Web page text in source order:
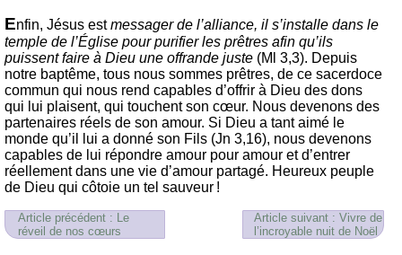
Enfin, Jésus estmessager de l’alliance, il s’installe dans le
temple de l’Église pour purifier les prêtres afin qu’ils
puissent faire à Dieu une offrande juste (Ml 3,3). Depuis
notre baptême, tous nous sommes prêtres, de ce sacerdoce
commun qui nous rend capables d’offrir à Dieu des dons
qui lui plaisent, qui touchent son cœur. Nous devenons des
partenaires réels de son amour. Si Dieu a tant aimé le
monde qu’il lui a donné son Fils (Jn 3,16), nous devenons
capables de lui répondre amour pour amour et d’entrer
réellement dans une vie d’amour partagé. Heureux peuple
de Dieu qui côtoie un tel sauveur !
Article précédent : Le
réveil de nos cœurs
Article suivant : Vivre de
l’incroyable nuit de Noël